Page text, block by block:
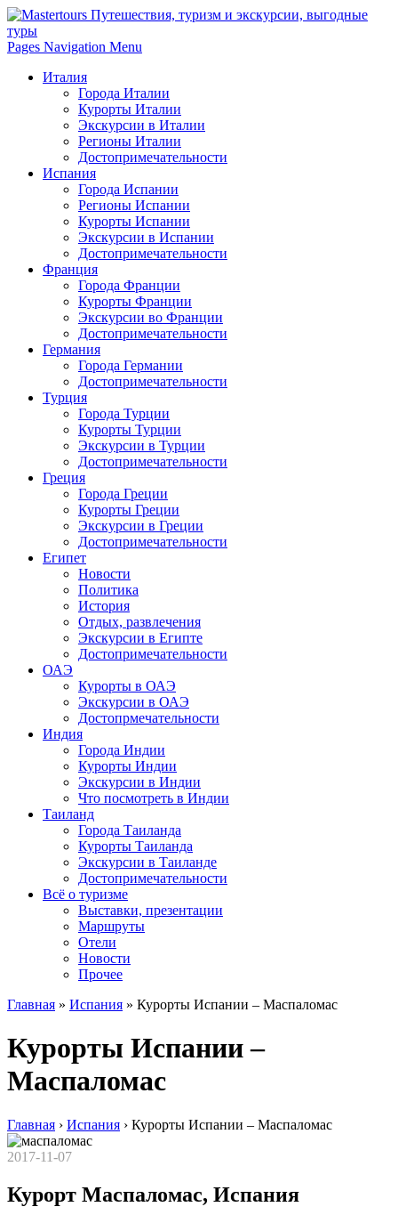
Pages Navigation Menu
Италия
Города Италии
Курорты Италии
Экскурсии в Италии
Регионы Италии
Достопримечательности
Испания
Города Испании
Регионы Испании
Курорты Испании
Экскурсии в Испании
Достопримечательности
Франция
Города Франции
Курорты Франции
Экскурсии во Франции
Достопримечательности
Германия
Города Германии
Достопримечательности
Турция
Города Турции
Курорты Турции
Экскурсии в Турции
Достопримечательности
Греция
Города Греции
Курорты Греции
Экскурсии в Греции
Достопримечательности
Египет
Новости
Политика
История
Отдых, развлечения
Экскурсии в Египте
Достопримечательности
ОАЭ
Курорты в ОАЭ
Экскурсии в ОАЭ
Достопрмечательности
Индия
Города Индии
Курорты Индии
Экскурсии в Индии
Что посмотреть в Индии
Таиланд
Города Таиланда
Курорты Таиланда
Экскурсии в Таиланде
Достопримечательности
Всё о туризме
Выставки, презентации
Маршруты
Отели
Новости
Прочее
Главная » Испания » Курорты Испании – Маспаломас
Курорты Испании –
Маспаломас
Главная › Испания › Курорты Испании – Маспаломас
2017-11-07
Курорт Маспаломас, Испания